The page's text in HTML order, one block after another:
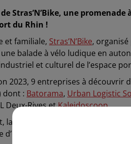
Stras’N’Bike, une
du Rhin !
et familiale, Stras’N’Bike, organisé
balade à vélo ludique en
et culturel de l’espace
2023, 9 entreprises à découvrir
dont : Batorama, Urban Logistic
Deux-Rives etKaleidoscoop.
la SPL Deux-Rives vous ouvrira